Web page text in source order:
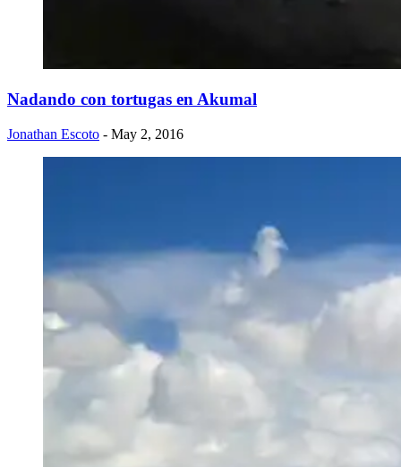
Nadando con tortugas en Akumal
Jonathan Escoto - May 2, 2016